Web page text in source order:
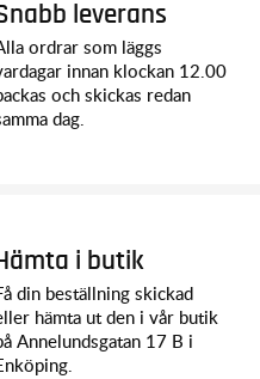
leverans
ordrar som läggs
innan klockan 12.00
och skickas redan
dag.
i butik
din beställning skickad
hämta ut den i vår butik
Annelundsgatan 17 B i